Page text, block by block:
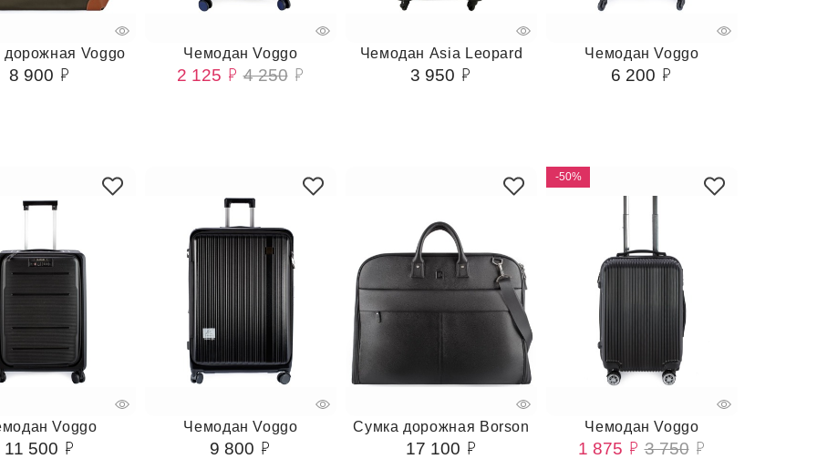
Voggo
8 900
Чемодан Voggo
2 125 4 250
Чемодан Asia Leopard
3 950
Чемодан Voggo
6 200
Voggo
11 500
Чемодан Voggo
9 800
Сумка дорожная Borson
17 100
-50%
Чемодан Voggo
1 875 3 750